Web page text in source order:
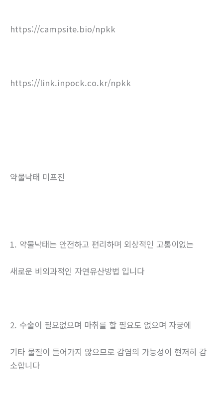
https://campsite.bio/npkk
https://link.inpock.co.kr/npkk
약물낙태 미프진
1. 약물낙태는 안전하고 편리하며 외상적인 고통이없는
새로운 비외과적인 자연유산방법 입니다
2. 수술이 필요없으며 마취를 할 필요도 없으며 자궁에
기타 물질이 들어가지 않으므로 감염의 가능성이 현저히 감
소합니다